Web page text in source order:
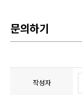
문의하기
작성자